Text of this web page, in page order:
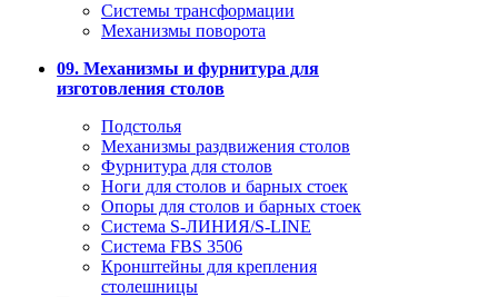
Системы трансформации
Механизмы поворота
09. Механизмы и фурнитура для
изготовления столов
Подстолья
Механизмы раздвижения столов
Фурнитура для столов
Ноги для столов и барных стоек
Опоры для столов и барных стоек
Система S-ЛИНИЯ/S-LINE
Система FBS 3506
Кронштейны для крепления
столешницы